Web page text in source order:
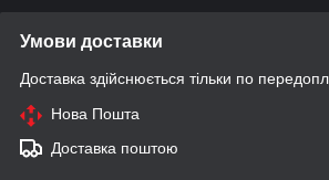
Умови доставки
Доставка здійснюється тільки по
Нова Пошта
Доставка поштою